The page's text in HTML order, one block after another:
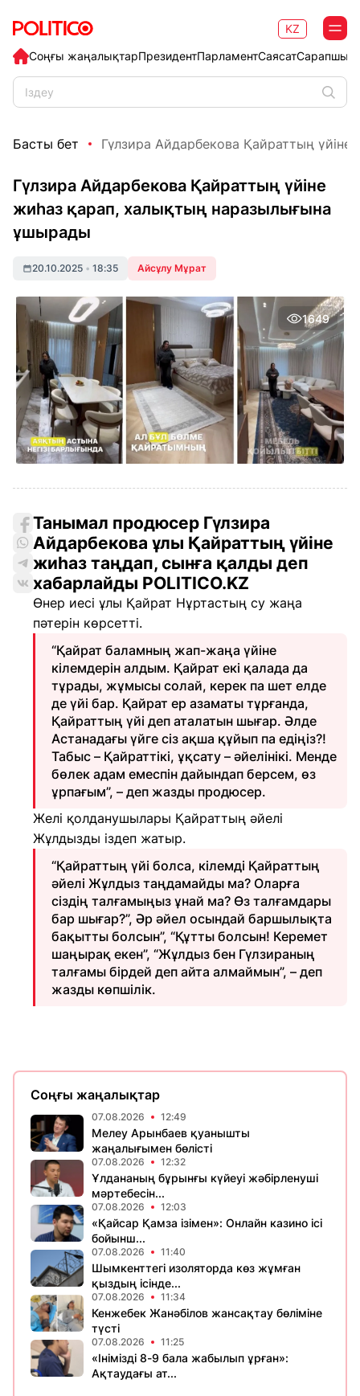
Соңғы жаңалықтарПрезидентПарламентСаясат
KZ
Басты бет Гүлзира Айдарбекова Қайраттың үйіне
Гүлзира Айдарбекова Қайраттың үйіне
жиһаз қарап, халықтың наразылығына
ұшырады
20.10.2025 • 18:35 Айсұлу Мұрат
1649
Танымал продюсер Гүлзира
Айдарбекова ұлы Қайраттың үйіне
жиһаз таңдап, сынға қалды деп
хабарлайды POLITICO.KZ
Өнер иесі ұлы Қайрат Нұртастың су жаңа
пәтерін көрсетті.
“Қайрат баламның жап-жаңа үйіне
кілемдерін алдым. Қайрат екі қалада да
тұрады, жұмысы солай, керек па шет елде
де үйі бар. Қайрат ер азаматы тұрғанда,
Қайраттың үйі деп аталатын шығар. Әлде
Астанадағы үйге сіз ақша құйып па едіңіз?!
Табыс – Қайраттікі, ұқсату – әйелінікі. Менде
бөлек адам емеспін дайындап берсем, өз
ұрпағым”, – деп жазды продюсер.
Желі қолданушылары Қайраттың әйелі
Жұлдызды іздеп жатыр.
“Қайраттың үйі болса, кілемді Қайраттың
әйелі Жұлдыз таңдамайды ма? Оларға
сіздің талғамыңыз ұнай ма? Өз талғамдары
бар шығар?”, Әр әйел осындай баршылықта
бақытты болсын”, “Құтты болсын! Керемет
шаңырақ екен”, “Жұлдыз бен Гүлзираның
талғамы бірдей деп айта алмаймын”, – деп
жазды көпшілік.
Соңғы жаңалықтар
07.08.2026 12:49
Мелеу Арынбаев қуанышты
жаңалығымен бөлісті
07.08.2026 12:32
Ұлдананың бұрынғы күйеуі жәбірленуші
мәртебесін...
07.08.2026 12:03
«Қайсар Қамза ізімен»: Онлайн казино ісі
бойынш...
07.08.2026 11:40
Шымкенттегі изоляторда көз жұмған
қыздың ісінде...
07.08.2026 11:34
Кенжебек Жанәбілов жансақтау бөліміне
түсті
07.08.2026 11:25
«Інімізді 8-9 бала жабылып ұрған»:
Ақтаудағы ат...